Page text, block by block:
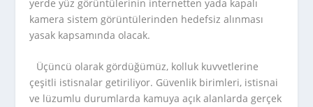
yerde yüz görüntülerinin internetten yada kapalı
kamera sistem görüntülerinden hedefsiz alınması
yasak kapsamında olacak.
Üçüncü olarak gördüğümüz, kolluk kuvvetlerine
çeşitli istisnalar getiriliyor. Güvenlik birimleri, istisnai
ve lüzumlu durumlarda kamuya açık alanlarda gerçek